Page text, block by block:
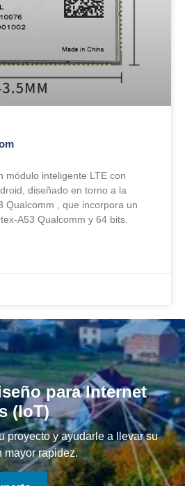
módulo inteligente LTE con
diseñado en torno a la
Qualcomm , que incorpora un
A53 Qualcomm y 64 bits.
para Internet
(IoT)
proyecto y ayudarle a llevar su
mayor rapidez.